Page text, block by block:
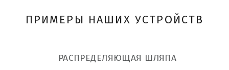
ПРИМЕРЫ НАШИХ УСТРОЙСТВ
РАСПРЕДЕЛЯЮЩАЯ ШЛЯПА